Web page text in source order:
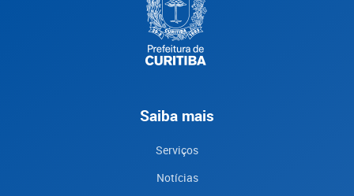
Saiba mais
Serviços
Notícias